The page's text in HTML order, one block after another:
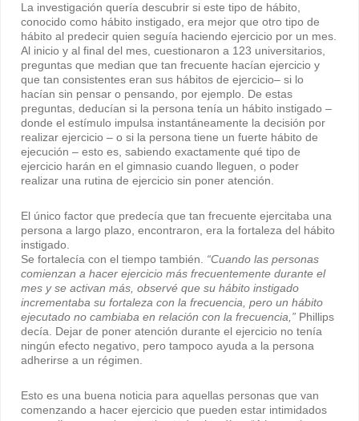
La investigación quería descubrir si este tipo de hábito,
conocido como hábito instigado, era mejor que otro tipo de
hábito al predecir quien seguía haciendo ejercicio por un mes.
Al inicio y al final del mes, cuestionaron a 123 universitarios,
preguntas que median que tan frecuente hacían ejercicio y
que tan consistentes eran sus hábitos de ejercicio– si lo
hacían sin pensar o pensando, por ejemplo. De estas
preguntas, deducían si la persona tenía un hábito instigado –
donde el estímulo impulsa instantáneamente la decisión por
realizar ejercicio – o si la persona tiene un fuerte hábito de
ejecución – esto es, sabiendo exactamente qué tipo de
ejercicio harán en el gimnasio cuando lleguen, o poder
realizar una rutina de ejercicio sin poner atención.
El único factor que predecía que tan frecuente ejercitaba una
persona a largo plazo, encontraron, era la fortaleza del hábito
instigado.
Se fortalecía con el tiempo también.
“Cuando las personas
comienzan a hacer ejercicio más frecuentemente durante el
mes y se activan más, observé que su hábito instigado
incrementaba su fortaleza con la frecuencia, pero un hábito
ejecutado no cambiaba en relación con la frecuencia,” Phillips
decía. Dejar de poner atención durante el ejercicio no tenía
ningún efecto negativo, pero tampoco ayuda a la persona
adherirse a un régimen.
Esto es una buena noticia para aquellas personas que van
comenzando a hacer ejercicio que pueden estar intimidados